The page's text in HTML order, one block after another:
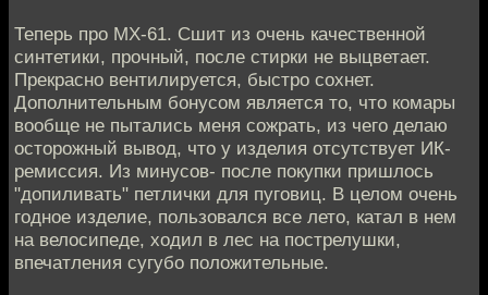
Теперь про МХ-61. Сшит из очень качественной
синтетики, прочный, после стирки не выцветает.
Прекрасно вентилируется, быстро сохнет.
Дополнительным бонусом является то, что комары
вообще не пытались меня сожрать, из чего делаю
осторожный вывод, что у изделия отсутствует ИК-
ремиссия. Из минусов- после покупки пришлось
"допиливать" петлички для пуговиц. В целом очень
годное изделие, пользовался все лето, катал в нем
на велосипеде, ходил в лес на пострелушки,
впечатления сугубо положительные.